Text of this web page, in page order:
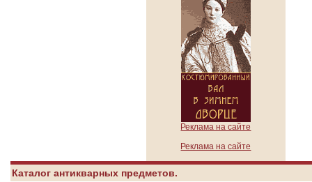
Реклама на сайте
Реклама на сайте
Каталог антикварных предметов.